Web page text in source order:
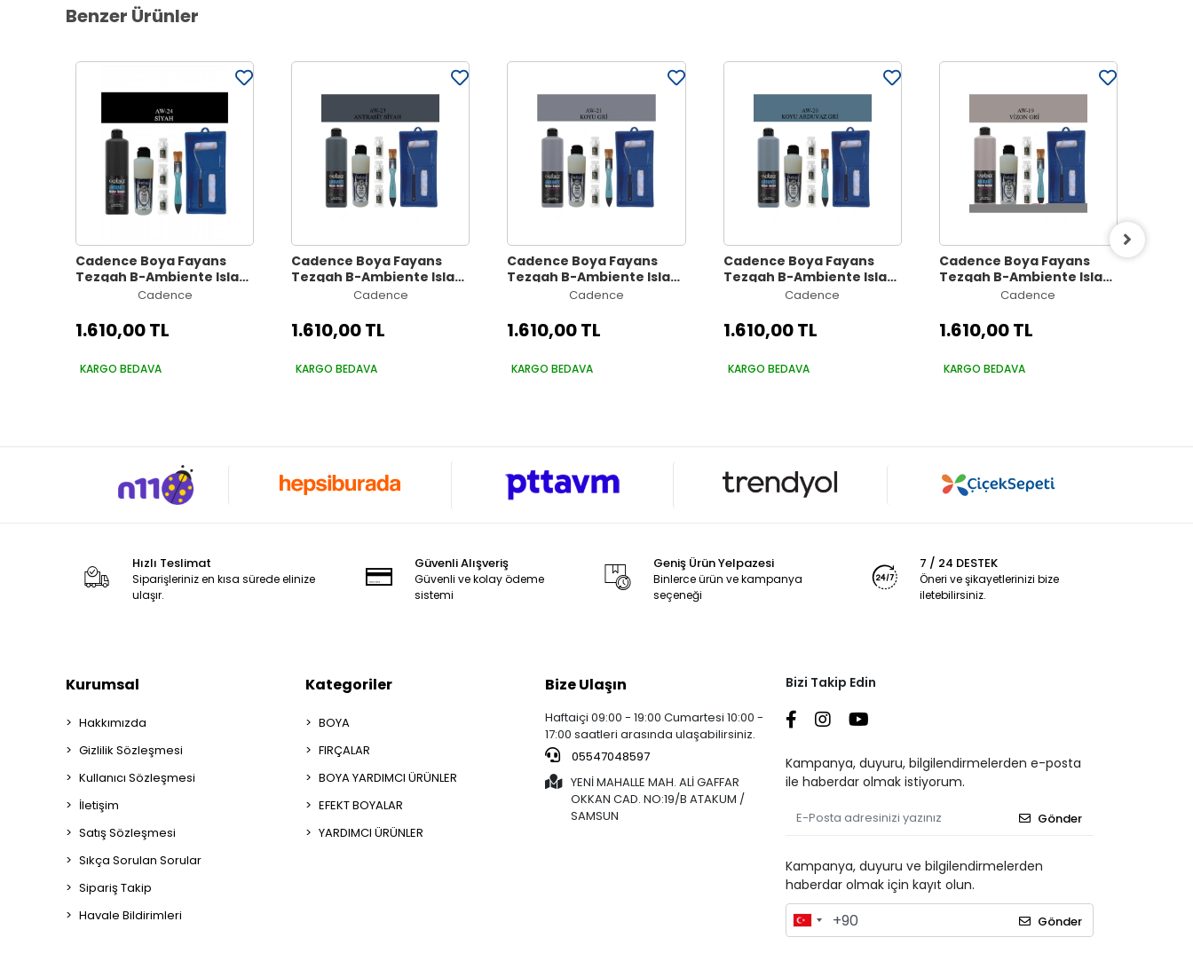
Benzer Ürünler
Cadence Boya Fayans
Tezgah B-Ambiente Islak
Zemin Aw-24 Siyah 500Ml
Vernik 250 Saten Rulo Set
Cadence
1.610,00 TL
KARGO BEDAVA
Cadence Boya Fayans
Tezgah B-Ambiente Islak
Zemin Aw-23 Antrasit
Taş Vernik 250 Saten Rulo
Set
Cadence
1.610,00 TL
KARGO BEDAVA
Cadence Boya Fayans
Tezgah B-Ambiente Islak
Zemin Aw-21 Koyu Gri
Taş Vernik 250 Saten Rulo
Set
Cadence
1.610,00 TL
KARGO BEDAVA
Cadence Boya Fayans
Tezgah B-Ambiente Islak
Zemin Aw-20 KoyuArd Gri
Taş Vernik 250 Saten Rulo
Set
Cadence
1.610,00 TL
KARGO BEDAVA
Cadence Boya Fayans
Tezgah B-Ambiente Islak
Zemin Aw-19 VizonGri
Taş Vernik 250 Saten Rulo
Set
Cadence
1.610,00 TL
KARGO BEDAVA
Hızlı Teslimat
Siparişleriniz en kısa sürede elinize
ulaşır.
Güvenli Alışveriş
Güvenli ve kolay ödeme
sistemi
Geniş Ürün Yelpazesi
Binlerce ürün ve kampanya
seçeneği
7 / 24 DESTEK
Öneri ve şikayetlerinizi bize
iletebilirsiniz.
Kurumsal
Hakkımızda
Gizlilik Sözleşmesi
Kullanıcı Sözleşmesi
İletişim
Satış Sözleşmesi
Sıkça Sorulan Sorular
Sipariş Takip
Havale Bildirimleri
Kategoriler
BOYA
FIRÇALAR
BOYA YARDIMCI ÜRÜNLER
EFEKT BOYALAR
YARDIMCI ÜRÜNLER
Bize Ulaşın
Haftaiçi 09:00 - 19:00 Cumartesi 10:00 -
17:00 saatleri arasında ulaşabilirsiniz.
05547048597
YENİ MAHALLE MAH. ALİ GAFFAR
OKKAN CAD. NO:19/B ATAKUM /
SAMSUN
Bizi Takip Edin
Kampanya, duyuru, bilgilendirmelerden e-posta
ile haberdar olmak istiyorum.
Gönder
Kampanya, duyuru ve bilgilendirmelerden
haberdar olmak için kayıt olun.
Gönder